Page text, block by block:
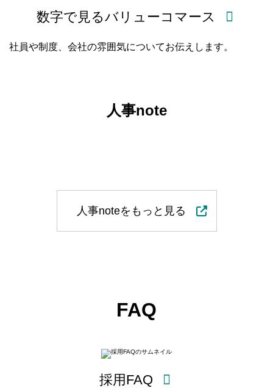
数字で見るバリューコマース
社員や制度、会社の雰囲気についてお伝えします。
人事note
人事noteをもっと見る
FAQ
採用FAQ